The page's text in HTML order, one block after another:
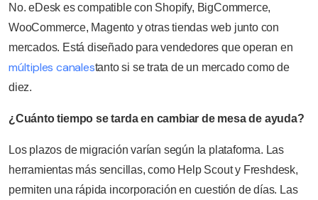
No. eDesk es compatible con Shopify, BigCommerce,
WooCommerce, Magento y otras tiendas web junto con
mercados. Está diseñado para vendedores que operan en
múltiples canalestanto si se trata de un mercado como de
diez.
¿Cuánto tiempo se tarda en cambiar de mesa de ayuda?
Los plazos de migración varían según la plataforma. Las
herramientas más sencillas, como Help Scout y Freshdesk,
permiten una rápida incorporación en cuestión de días. Las